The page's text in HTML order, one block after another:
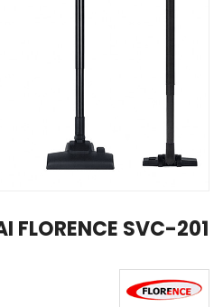
FLORENCE SVC-201